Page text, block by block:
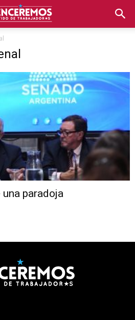
paradoja